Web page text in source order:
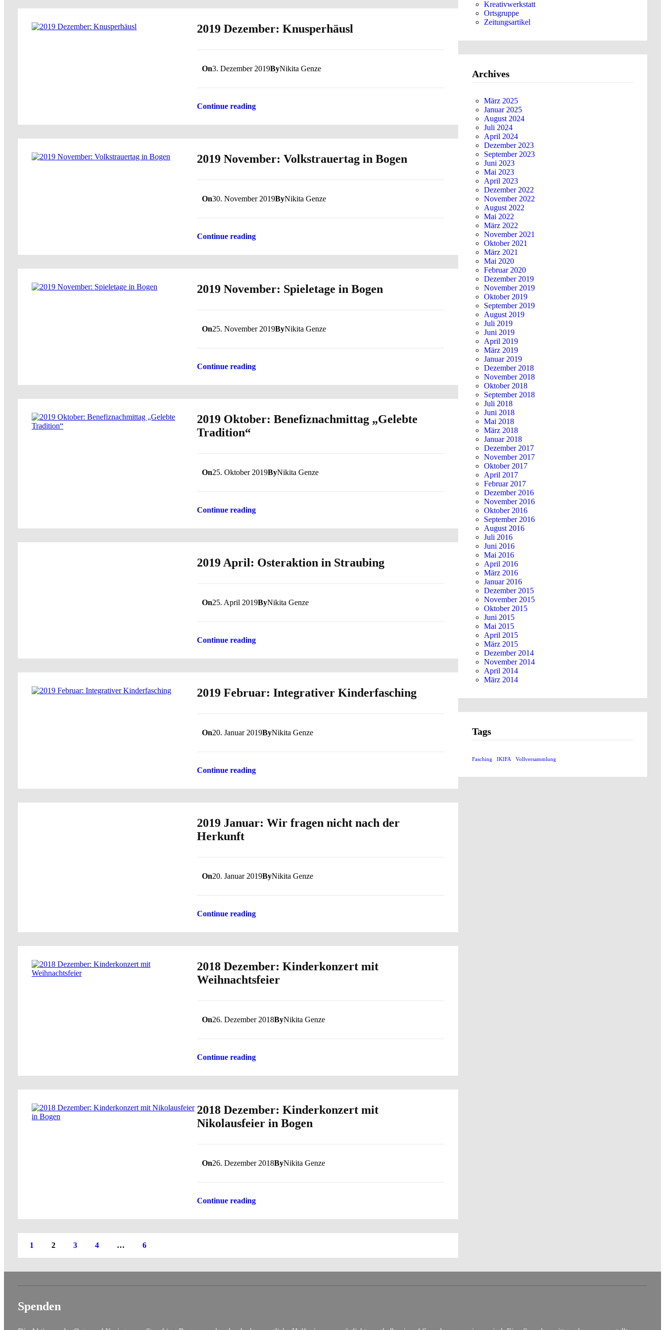
2019 Dezember: Knusperhäusl
On3. Dezember 2019ByNikita Genze
Continue reading
2019 November: Volkstrauertag in Bogen
On30. November 2019ByNikita Genze
Continue reading
2019 November: Spieletage in Bogen
On25. November 2019ByNikita Genze
Continue reading
2019 Oktober: Benefiznachmittag „Gelebte
Tradition“
On25. Oktober 2019ByNikita Genze
Continue reading
2019 April: Osteraktion in Straubing
On25. April 2019ByNikita Genze
Continue reading
2019 Februar: Integrativer Kinderfasching
On20. Januar 2019ByNikita Genze
Continue reading
2019 Januar: Wir fragen nicht nach der
Herkunft
On20. Januar 2019ByNikita Genze
Continue reading
2018 Dezember: Kinderkonzert mit
Weihnachtsfeier
On26. Dezember 2018ByNikita Genze
Continue reading
2018 Dezember: Kinderkonzert mit
Nikolausfeier in Bogen
On26. Dezember 2018ByNikita Genze
Continue reading
1 2 3 4 … 6
Kreativwerkstatt
Ortsgruppe
Zeitungsartikel
Archives
März 2025
Januar 2025
August 2024
Juli 2024
April 2024
Dezember 2023
September 2023
Juni 2023
Mai 2023
April 2023
Dezember 2022
November 2022
August 2022
Mai 2022
März 2022
November 2021
Oktober 2021
März 2021
Mai 2020
Februar 2020
Dezember 2019
November 2019
Oktober 2019
September 2019
August 2019
Juli 2019
Juni 2019
April 2019
März 2019
Januar 2019
Dezember 2018
November 2018
Oktober 2018
September 2018
Juli 2018
Juni 2018
Mai 2018
März 2018
Januar 2018
Dezember 2017
November 2017
Oktober 2017
April 2017
Februar 2017
Dezember 2016
November 2016
Oktober 2016
September 2016
August 2016
Juli 2016
Juni 2016
Mai 2016
April 2016
März 2016
Januar 2016
Dezember 2015
November 2015
Oktober 2015
Juni 2015
Mai 2015
April 2015
März 2015
Dezember 2014
November 2014
April 2014
März 2014
Tags
Fasching IKIFA Vollversammlung
Spenden